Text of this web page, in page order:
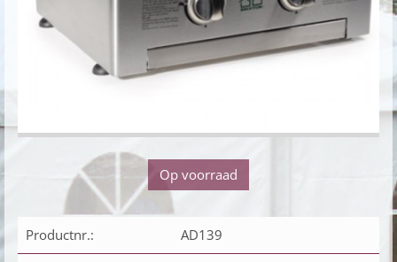
Op voorraad
Productnr.: AD139